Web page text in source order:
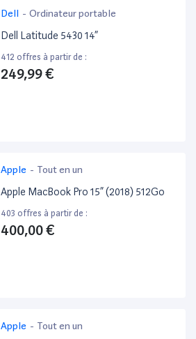
Dell - Ordinateur portable
Dell Latitude 5430 14”
412 offres à partir de :
249,99 €
Apple - Tout en un
Apple MacBook Pro 15” (2018) 512Go
403 offres à partir de :
400,00 €
Apple - Tout en un